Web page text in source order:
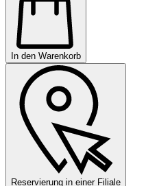
In den Warenkorb
Reservierung in einer Filiale